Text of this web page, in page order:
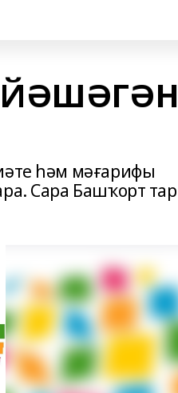
ЙӘШӘГӘН
һәм мәғарифы
Сара Башҡорт